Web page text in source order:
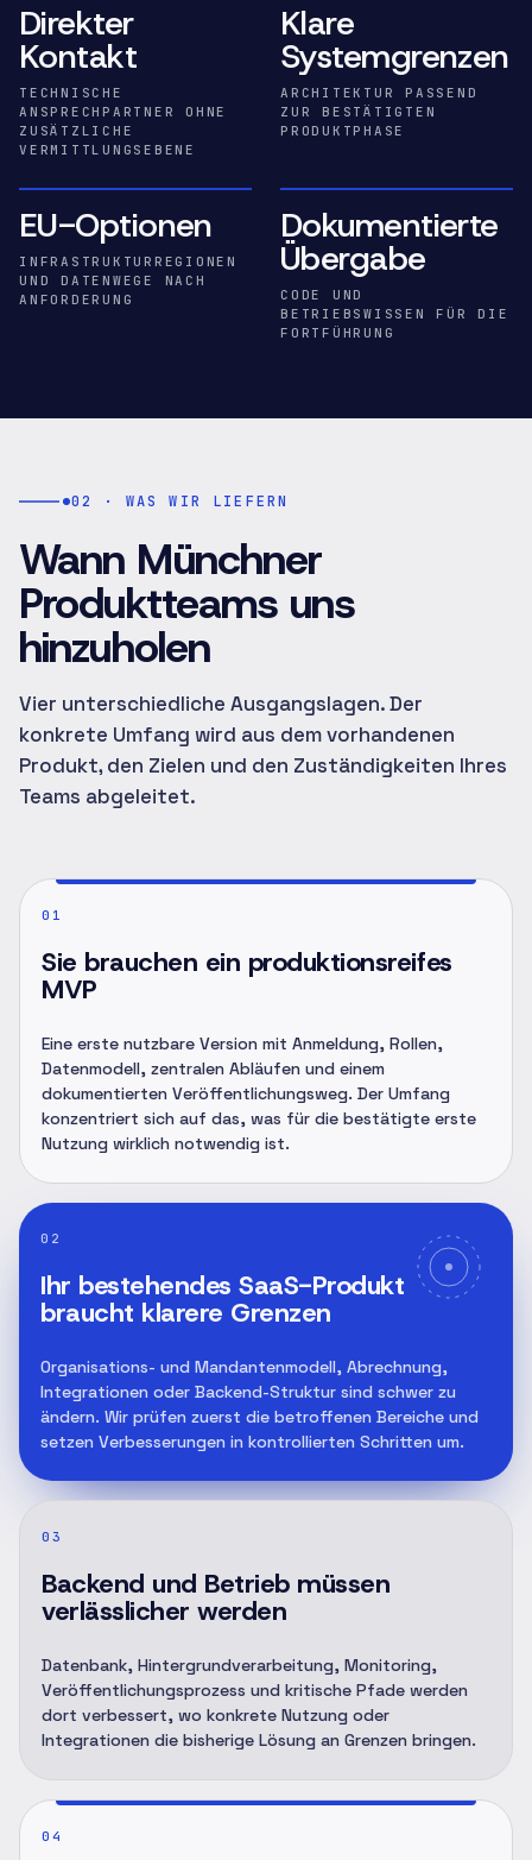
Direkter
Kontakt
TECHNISCHE
ANSPRECHPARTNER OHNE
ZUSÄTZLICHE
VERMITTLUNGSEBENE
Klare
Systemgrenzen
ARCHITEKTUR PASSEND
ZUR BESTÄTIGTEN
PRODUKTPHASE
EU-Optionen
INFRASTRUKTURREGIONEN
UND DATENWEGE NACH
ANFORDERUNG
Dokumentierte
Übergabe
CODE UND
BETRIEBSWISSEN FÜR DIE
FORTFÜHRUNG
02 · WAS WIR LIEFERN
Wann Münchner
Produktteams uns
hinzuholen
Vier unterschiedliche Ausgangslagen. Der
konkrete Umfang wird aus dem vorhandenen
Produkt, den Zielen und den Zuständigkeiten Ihres
Teams abgeleitet.
01
Sie brauchen ein produktionsreifes
MVP
Eine erste nutzbare Version mit Anmeldung, Rollen,
Datenmodell, zentralen Abläufen und einem
dokumentierten Veröffentlichungsweg. Der Umfang
konzentriert sich auf das, was für die bestätigte erste
Nutzung wirklich notwendig ist.
02
Ihr bestehendes SaaS-Produkt
braucht klarere Grenzen
Organisations- und Mandantenmodell, Abrechnung,
Integrationen oder Backend-Struktur sind schwer zu
ändern. Wir prüfen zuerst die betroffenen Bereiche und
setzen Verbesserungen in kontrollierten Schritten um.
03
Backend und Betrieb müssen
verlässlicher werden
Datenbank, Hintergrundverarbeitung, Monitoring,
Veröffentlichungsprozess und kritische Pfade werden
dort verbessert, wo konkrete Nutzung oder
Integrationen die bisherige Lösung an Grenzen bringen.
04